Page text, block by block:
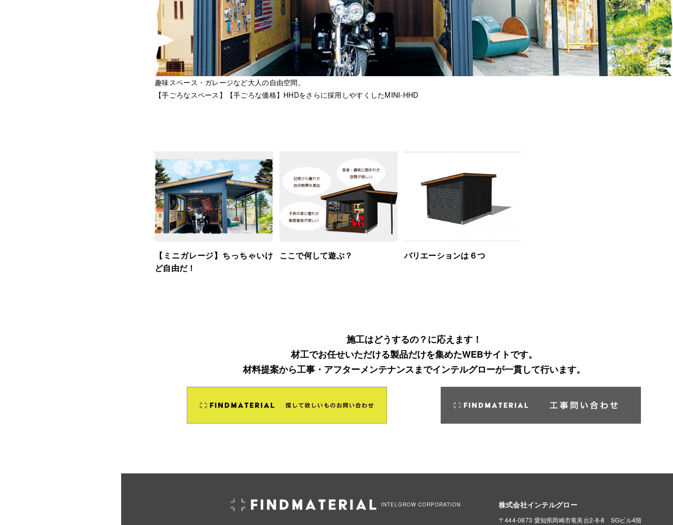
趣味スペース・ガレージなど大人の自由空間。
【手ごろなスペース】【手ごろな価格】HHDをさらに採用しやすくしたMINI-HHD
【ミニガレージ】ちっちゃいけ
ど自由だ！
ここで何して遊ぶ？ バリエーションは６つ
施工はどうするの？に応えます！
材工でお任せいただける製品だけを集めたWEBサイトです。
材料提案から工事・アフターメンテナンスまでインテルグローが一貫して行います。
INTELGROW CORPORATION 株式会社インテルグロー
〒444-0873 愛知県岡崎市竜美台2-8-8 SGビル4階